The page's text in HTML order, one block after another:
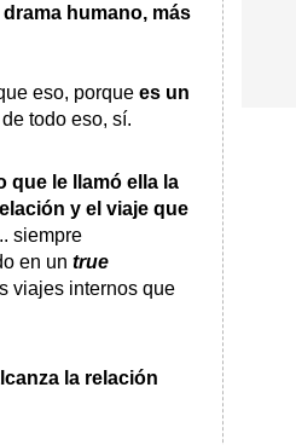
humano, más
eso, porque es un
todo eso, sí.
que le llamó ella la
y el viaje que
siempre
en un true
viajes internos que
la relación